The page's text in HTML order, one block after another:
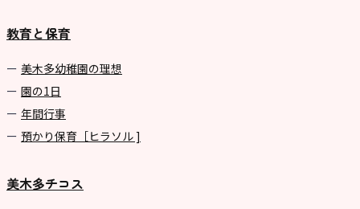
教育と保育
美⽊多幼稚園の理想
園の1⽇
年間⾏事
預かり保育［ヒラソル ]
美木多チコス